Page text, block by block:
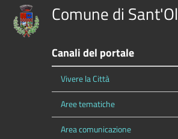
Comune di
Canali del portale
Vivere la Città
Aree tematiche
Area comunicazione